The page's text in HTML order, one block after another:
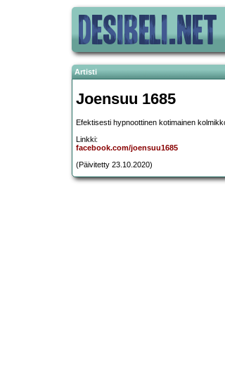
Artisti
Joensuu 1685
Efektisesti hypnoottinen kotimainen
Linkki:
facebook.com/joensuu1685
(Päivitetty 23.10.2020)